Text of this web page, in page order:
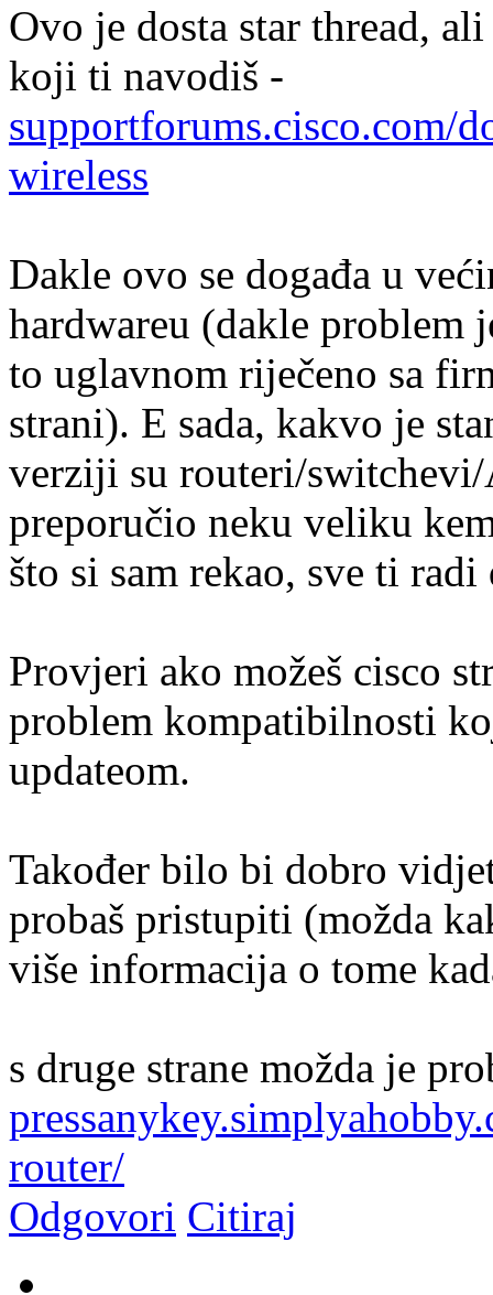
Ovo je dosta star thread,
koji ti navodiš -
supportforums.cisco.com/
wireless
Dakle ovo se događa u
hardwareu (dakle
to uglavnom riječeno sa
strani). E sada, kakvo je
verziji su routeri/
preporučio neku veliku
što si sam rekao, sve ti
Provjeri ako možeš cisco
problem kompatibilnosti
updateom.
Također bilo bi dobro
probaš pristupiti (možda
više informacija o tome
s druge strane možda je
router/
Odgovori Citiraj